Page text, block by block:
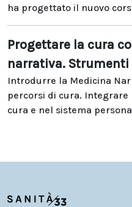
ha progettato il nuovo
Progettare la cura
narrativa.
Introdurre la Medicina
percorsi di cura.
cura e nel sistema